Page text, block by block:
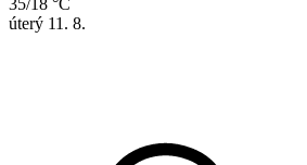
úterý 11. 8.